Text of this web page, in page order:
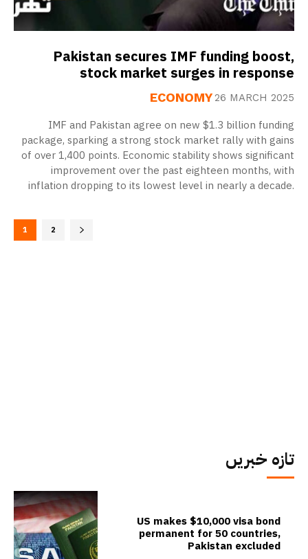
Pakistan secures IMF funding boost,
stock market surges in response
ECONOMY26 MARCH 2025
IMF and Pakistan agree on new $1.3 billion funding
package, sparking a strong stock market rally with gains
of over 1,400 points. Economic stability shows significant
improvement over the past eighteen months, with
inflation dropping to its lowest level in nearly a decade.
1 2
تازہ خبریں
US makes $10,000 visa bond
permanent for 50 countries,
Pakistan excluded